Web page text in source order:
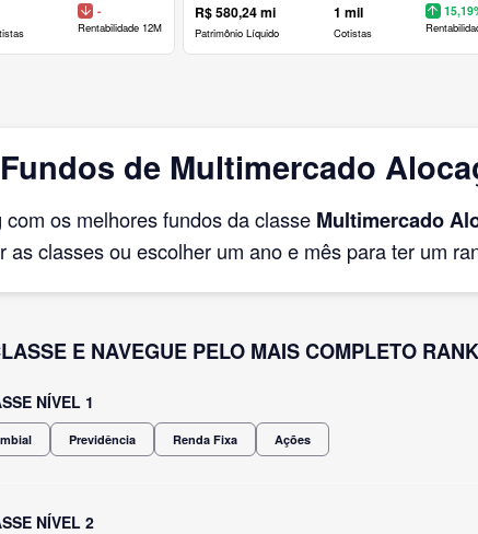
-
Rentabilidade 12M
R$ 580,24 mi
Patrimônio Líquido
1 mil
Cotistas
de Multimercado
os melhores fundos da classe Multimercado
as classes ou escolher um ano e mês para ter um
E NAVEGUE PELO MAIS COMPLETO
NÍVEL 1
Previdência Renda Fixa Ações
NÍVEL 2